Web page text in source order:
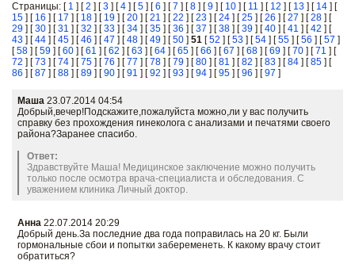
Страницы: [ 1 ] [2 ] [3 ] [4 ] [5 ] [6 ] [7 ] [8 ] [9 ] [ 10 ] [ 11 ] [ 12 ] [ 13 ] [ 14 ] [
15 ] [ 16 ] [ 17 ] [ 18 ] [ 19 ] [20 ] [21 ] [22 ] [23 ] [24 ] [25 ] [26 ] [27 ] [28 ] [
29 ] [30 ] [31 ] [32 ] [33 ] [34 ] [35 ] [36 ] [37 ] [38 ] [39 ] [40 ] [41 ] [42 ] [
43 ] [44 ] [45 ] [46 ] [47 ] [48 ] [49 ] [50 ] 51 [52 ] [53 ] [54 ] [55 ] [56 ] [57 ]
[58 ] [59 ] [60 ] [61 ] [62 ] [63 ] [64 ] [65 ] [66 ] [67 ] [68 ] [69 ] [70 ] [71 ] [
72 ] [73 ] [74 ] [75 ] [76 ] [77 ] [78 ] [79 ] [80 ] [81 ] [82 ] [83 ] [84 ] [85 ] [
86 ] [87 ] [88 ] [89 ] [90 ] [91 ] [92 ] [93 ] [94 ] [95 ] [96 ] [97 ]
Маша 23.07.2014 04:54
Добрый,вечер!Подскажите,пожалуйста можно,ли у вас получить
справку без прохождения гинеколога с анализами и печатями своего
района?Заранее спасибо.
Ответ:
Здравствуйте Маша! Медицинское заключение можно получить
только после осмотра врача-специалиста и обследования. С
уважением клиника Личный доктор.
Анна 22.07.2014 20:29
Добрый день.За последние два года поправилась на 20 кг. Были
гормональные сбои и попытки забеременеть. К какому врачу стоит
обратиться?